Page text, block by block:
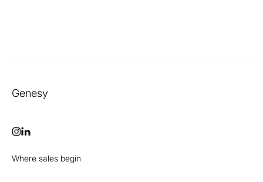
Genesy
Where sales begin